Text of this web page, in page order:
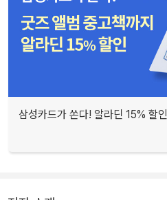
삼성카드가 쏜다! 알라딘 15% 할인